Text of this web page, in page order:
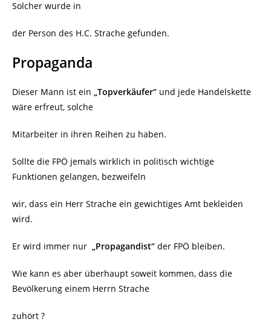
Solcher wurde in
der Person des H.C. Strache gefunden.
Propaganda
Dieser Mann ist ein „Topverkäufer“ und jede Handelskette
wäre erfreut, solche
Mitarbeiter in ihren Reihen zu haben.
Sollte die FPÖ jemals wirklich in politisch wichtige
Funktionen gelangen, bezweifeln
wir, dass ein Herr Strache ein gewichtiges Amt bekleiden
wird.
Er wird immer nur „Propagandist“ der FPÖ bleiben.
Wie kann es aber überhaupt soweit kommen, dass die
Bevölkerung einem Herrn Strache
zuhört ?